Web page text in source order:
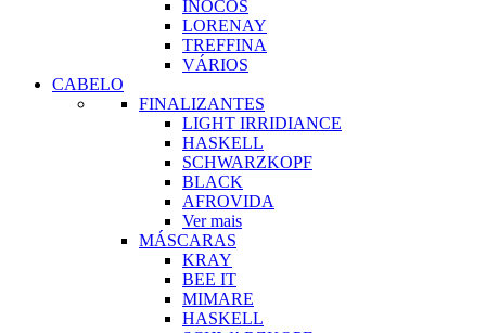
INOCOS
LORENAY
TREFFINA
VÁRIOS
CABELO
FINALIZANTES
LIGHT IRRIDIANCE
HASKELL
SCHWARZKOPF
BLACK
AFROVIDA
Ver mais
MÁSCARAS
KRAY
BEE IT
MIMARE
HASKELL